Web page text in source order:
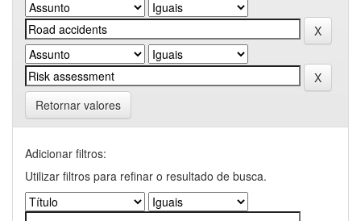
Retornar valores
Adicionar filtros:
Utilizar filtros para refinar o resultado de busca.